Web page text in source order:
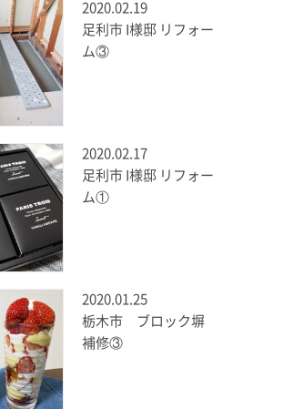
2020.02.19
足利市 I様邸 リフォー
ム③
2020.02.17
足利市 I様邸 リフォー
ム①
2020.01.25
栃木市 ブロック塀
補修③